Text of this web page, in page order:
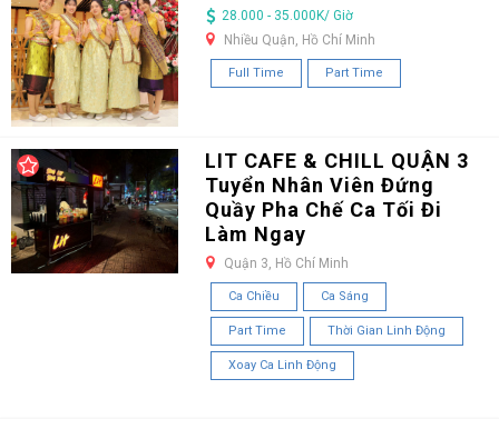
28.000 - 35.000K/ Giờ
Nhiều Quận, Hồ Chí Minh
Full Time Part Time
LIT CAFE & CHILL QUẬN 3
Tuyển Nhân Viên Đứng
Quầy Pha Chế Ca Tối Đi
Làm Ngay
Quận 3, Hồ Chí Minh
Ca Chiều Ca Sáng
Part Time Thời Gian Linh Động
Xoay Ca Linh Động